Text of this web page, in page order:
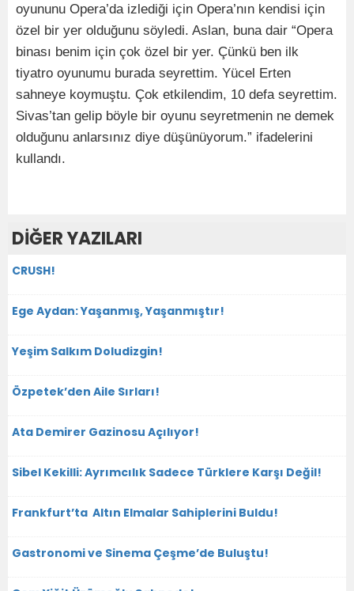
oyununu Opera’da izlediği için Opera’nın kendisi için
özel bir yer olduğunu söyledi. Aslan, buna dair “Opera
binası benim için çok özel bir yer. Çünkü ben ilk
tiyatro oyunumu burada seyrettim. Yücel Erten
sahneye koymuştu. Çok etkilendim, 10 defa seyrettim.
Sivas’tan gelip böyle bir oyunu seyretmenin ne demek
olduğunu anlarsınız diye düşünüyorum.” ifadelerini
kullandı.
DİĞER YAZILARI
CRUSH!
Ege Aydan: Yaşanmış, Yaşanmıştır!
Yeşim Salkım Doludizgin!
Özpetek’den Aile Sırları!
Ata Demirer Gazinosu Açılıyor!
Sibel Kekilli: Ayrımcılık Sadece Türklere Karşı Değil!
Frankfurt’ta Altın Elmalar Sahiplerini Buldu!
Gastronomi ve Sinema Çeşme’de Buluştu!